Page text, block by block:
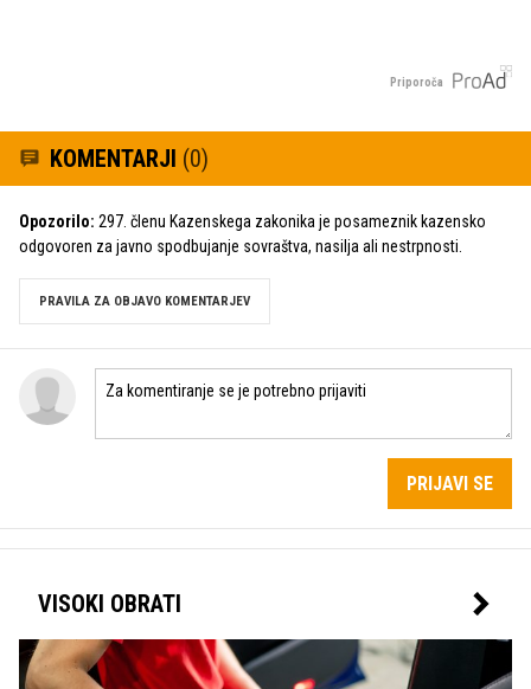
Priporoča
KOMENTARJI (0)
Opozorilo: 297. členu Kazenskega zakonika je posameznik kazensko
odgovoren za javno spodbujanje sovraštva, nasilja ali nestrpnosti.
PRAVILA ZA OBJAVO KOMENTARJEV
PRIJAVI SE
VISOKI OBRATI